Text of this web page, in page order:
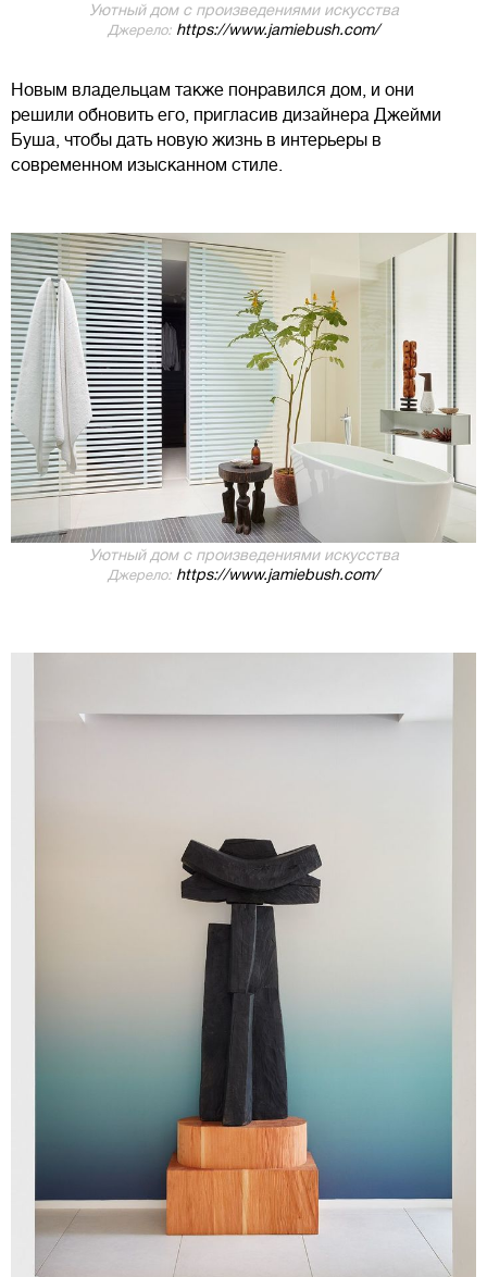
Уютный дом с произведениями искусства
Джерело: https://www.jamiebush.com/
Новым владельцам также понравился дом, и они
решили обновить его, пригласив дизайнера Джейми
Буша, чтобы дать новую жизнь в интерьеры в
современном изысканном стиле.
Уютный дом с произведениями искусства
Джерело: https://www.jamiebush.com/